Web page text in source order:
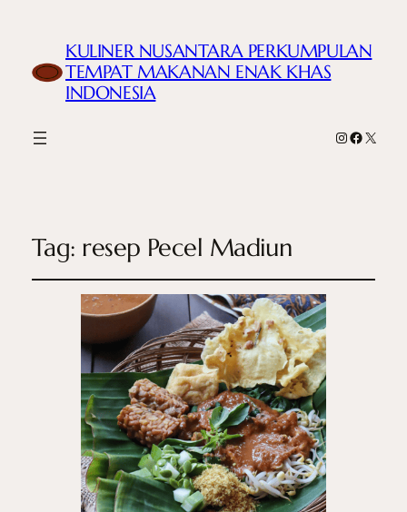
KULINER NUSANTARA PERKUMPULAN
TEMPAT MAKANAN ENAK KHAS
INDONESIA
Instagram
X
Tag: resep Pecel Madiun